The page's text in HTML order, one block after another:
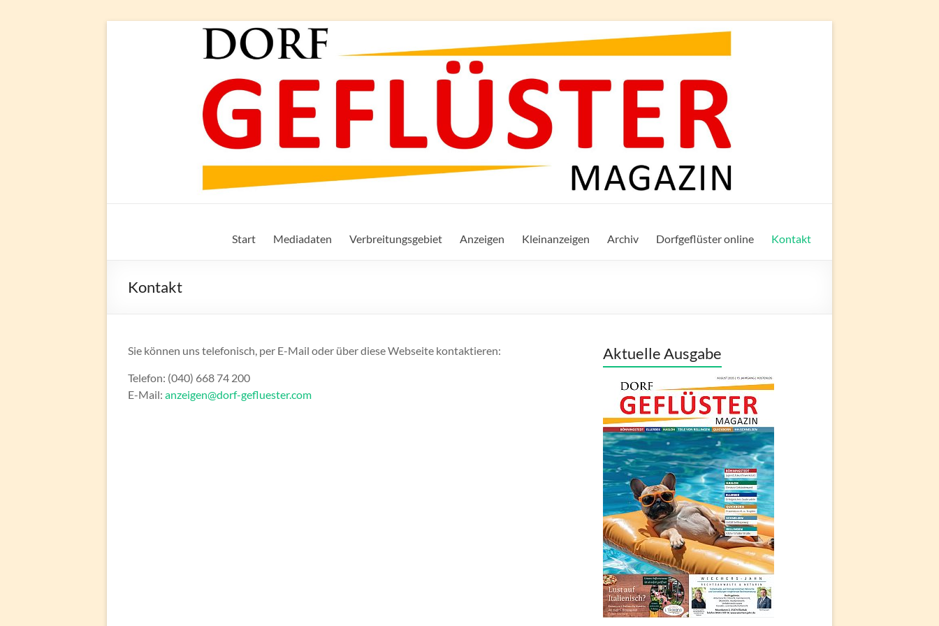
Bönningstedt
Start Mediadaten Verbreitungsgebiet Anzeigen Kleinanzeigen Archiv Dorfgeflüster online Kontakt
Kontakt
Sie können uns telefonisch, per E-Mail oder über diese Webseite kontaktieren:
Telefon: (040) 668 74 200
E-Mail: anzeigen@dorf-gefluester.com
Aktuelle Ausgabe